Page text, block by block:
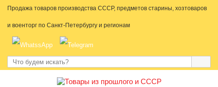
Продажа товаров производства СССР, предметов старины, хозтоваров
и военторг по Санкт-Петербургу и регионам